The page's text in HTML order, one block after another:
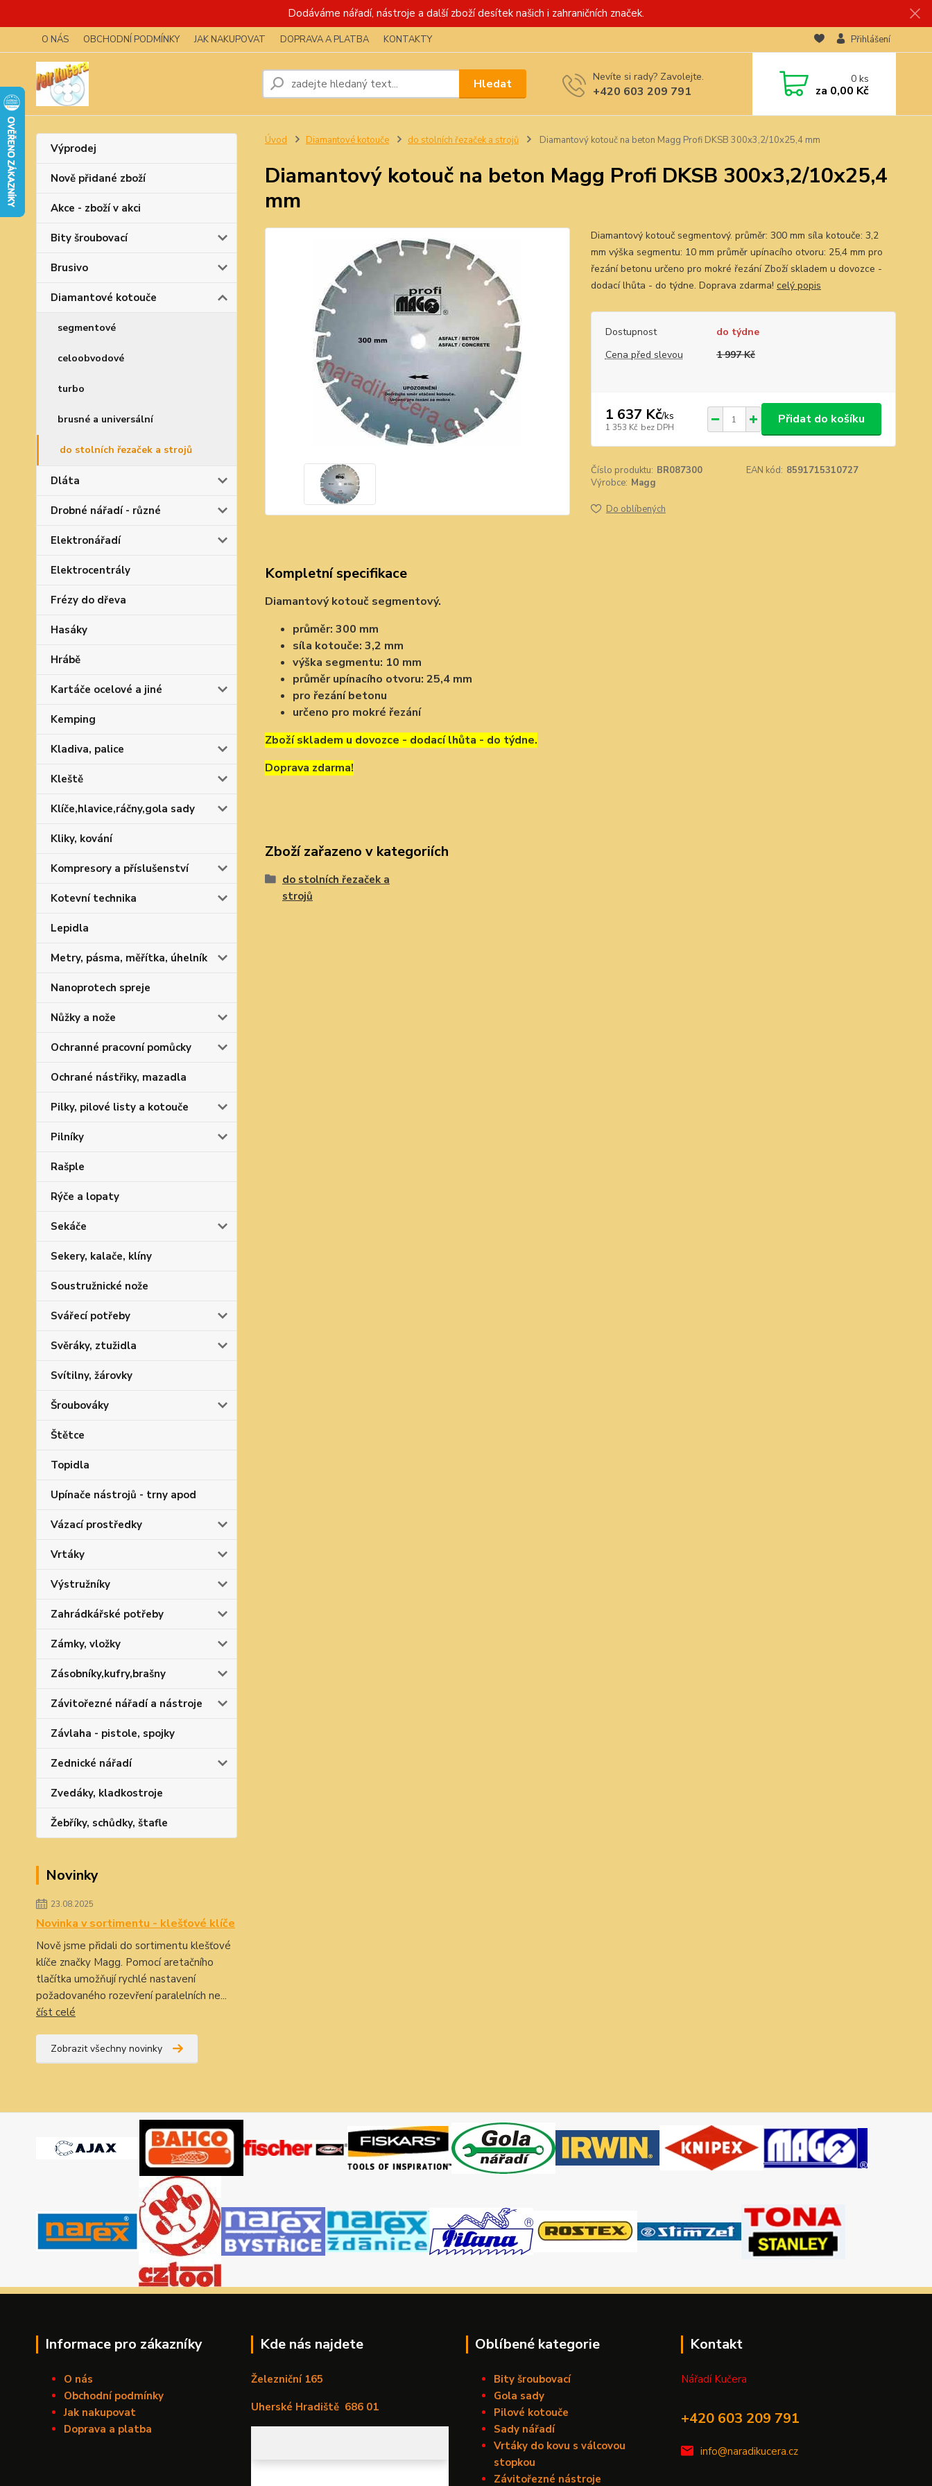
Dodáváme nářadí, nástroje a další zboží desítek našich i zahraničních značek.
O NÁS OBCHODNÍ PODMÍNKY JAK NAKUPOVAT DOPRAVA A PLATBA KONTAKTY Přihlášení
Hledat Nevíte si rady? Zavolejte.
+420 603 209 791
0ks
za 0,00 Kč
Výprodej
Nově přidané zboží
Akce - zboží v akci
Bity šroubovací
Brusivo
Diamantové kotouče
segmentové
celoobvodové
turbo
brusné a universální
do stolních řezaček a strojů
Dláta
Drobné nářadí - různé
Elektronářadí
Elektrocentrály
Frézy do dřeva
Hasáky
Hrábě
Kartáče ocelové a jiné
Kemping
Kladiva, palice
Kleště
Klíče,hlavice,ráčny,gola sady
Kliky, kování
Kompresory a příslušenství
Kotevní technika
Lepidla
Metry, pásma, měřítka, úhelník
Nanoprotech spreje
Nůžky a nože
Ochranné pracovní pomůcky
Ochrané nástřiky, mazadla
Pilky, pilové listy a kotouče
Pilníky
Rašple
Rýče a lopaty
Sekáče
Sekery, kalače, klíny
Soustružnické nože
Svářecí potřeby
Svěráky, ztužidla
Svítilny, žárovky
Šroubováky
Štětce
Topidla
Upínače nástrojů - trny apod
Vázací prostředky
Vrtáky
Výstružníky
Zahrádkářské potřeby
Zámky, vložky
Zásobníky,kufry,brašny
Závitořezné nářadí a nástroje
Závlaha - pistole, spojky
Zednické nářadí
Zvedáky, kladkostroje
Žebříky, schůdky, štafle
Novinky
23.08.2025
Novinka v sortimentu - klešťové klíče
Nově jsme přidali do sortimentu klešťové
klíče značky Magg. Pomocí aretačního
tlačítka umožňují rychlé nastavení
požadovaného rozevření paralelních ne...
číst celé
Zobrazit všechny novinky
Úvod Diamantové kotouče do stolních řezaček a strojů Diamantový kotouč na beton Magg Profi DKSB 300x3,2/10x25,4 mm
Diamantový kotouč na beton Magg Profi DKSB 300x3,2/10x25,4
mm
Diamantový kotouč segmentový. průměr: 300 mm síla kotouče: 3,2
mm výška segmentu: 10 mm průměr upínacího otvoru: 25,4 mm pro
řezání betonu určeno pro mokré řezání Zboží skladem u dovozce -
dodací lhůta - do týdne. Doprava zdarma! celý popis
Dostupnost
do týdne
Cena před slevou
1 997 Kč
1 637 Kč/ks
1 353 Kč bez DPH
Přidat do košíku
Číslo produktu: BR087300 EAN kód: 8591715310727
Výrobce: Magg
Do oblíbených
Kompletní specifikace
Diamantový kotouč segmentový.
průměr: 300 mm
síla kotouče: 3,2 mm
výška segmentu: 10 mm
průměr upínacího otvoru: 25,4 mm
pro řezání betonu
určeno pro mokré řezání
Zboží skladem u dovozce - dodací lhůta - do týdne.
Doprava zdarma!
Zboží zařazeno v kategoriích
do stolních řezaček a
strojů
Informace pro zákazníky
O nás
Obchodní podmínky
Jak nakupovat
Doprava a platba
Kde nás najdete
Železniční 165
Uherské Hradiště 686 01
Oblíbené kategorie
Bity šroubovací
Gola sady
Pilové kotouče
Sady nářadí
Vrtáky do kovu s válcovou
stopkou
Závitořezné nástroje
Kontakt
Nářadí Kučera
+420 603 209 791
info@naradikucera.cz